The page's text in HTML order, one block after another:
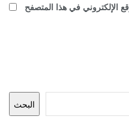
الإلكتروني في هذا المتصفح
البحث